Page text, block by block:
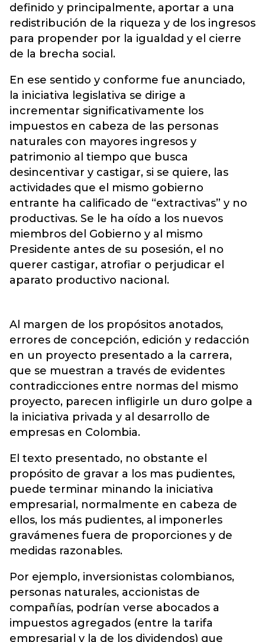
definido y principalmente, aportar a una
redistribución de la riqueza y de los ingresos
para propender por la igualdad y el cierre
de la brecha social.
En ese sentido y conforme fue anunciado,
la iniciativa legislativa se dirige a
incrementar significativamente los
impuestos en cabeza de las personas
naturales con mayores ingresos y
patrimonio al tiempo que busca
desincentivar y castigar, si se quiere, las
actividades que el mismo gobierno
entrante ha calificado de “extractivas” y no
productivas. Se le ha oído a los nuevos
miembros del Gobierno y al mismo
Presidente antes de su posesión, el no
querer castigar, atrofiar o perjudicar el
aparato productivo nacional.
Al margen de los propósitos anotados,
errores de concepción, edición y redacción
en un proyecto presentado a la carrera,
que se muestran a través de evidentes
contradicciones entre normas del mismo
proyecto, parecen infligirle un duro golpe a
la iniciativa privada y al desarrollo de
empresas en Colombia.
El texto presentado, no obstante el
propósito de gravar a los mas pudientes,
puede terminar minando la iniciativa
empresarial, normalmente en cabeza de
ellos, los más pudientes, al imponerles
gravámenes fuera de proporciones y de
medidas razonables.
Por ejemplo, inversionistas colombianos,
personas naturales, accionistas de
compañías, podrían verse abocados a
impuestos agregados (entre la tarifa
empresarial y la de los dividendos) que